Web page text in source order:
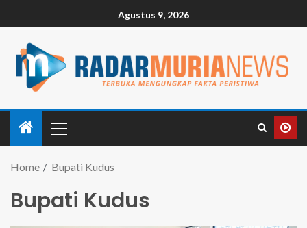
Agustus 9, 2026
Home Bupati Kudus
Bupati Kudus